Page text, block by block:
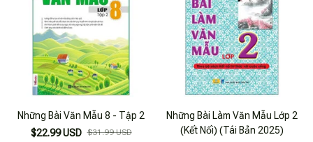
Những Bài Văn Mẫu 8 - Tập 2
$22.99 USD $31.99 USD
Những Bài Làm Văn Mẫu Lớp 2
(Kết Nối) (Tái Bản 2025)